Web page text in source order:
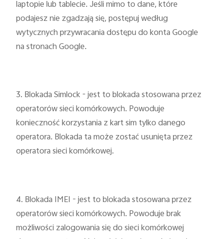
laptopie lub tablecie. Jeśli mimo to dane, które
podajesz nie zgadzają się, postępuj według
wytycznych przywracania dostępu do konta Google
na stronach Google.
3. Blokada Simlock - jest to blokada stosowana przez
operatorów sieci komórkowych. Powoduje
konieczność korzystania z kart sim tylko danego
operatora. Blokada ta może zostać usunięta przez
operatora sieci komórkowej.
4. Blokada IMEI - jest to blokada stosowana przez
operatorów sieci komórkowych. Powoduje brak
możliwości zalogowania się do sieci komórkowej